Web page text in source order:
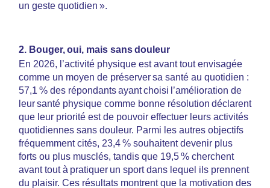
un geste quotidien ».
2. Bouger, oui, mais sans douleur
En 2026, l’activité physique est avant tout envisagée
comme un moyen de préserver sa santé au quotidien :
57,1 % des répondants ayant choisi l’amélioration de
leur santé physique comme bonne résolution déclarent
que leur priorité est de pouvoir effectuer leurs activités
quotidiennes sans douleur. Parmi les autres objectifs
fréquemment cités, 23,4 % souhaitent devenir plus
forts ou plus musclés, tandis que 19,5 % cherchent
avant tout à pratiquer un sport dans lequel ils prennent
du plaisir. Ces résultats montrent que la motivation des